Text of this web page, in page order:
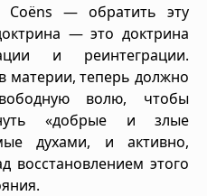
Coëns — обратить эту
— это доктрина
и реинтеграции.
материи, теперь должно
волю, чтобы
«добрые и злые
духами, и активно,
восстановлением этого